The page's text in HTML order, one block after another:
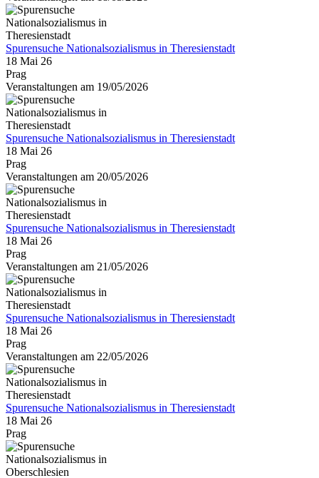
Spurensuche Nationalsozialismus in Theresienstadt
18 Mai 26
Prag
Veranstaltungen am 19/05/2026
Spurensuche Nationalsozialismus in Theresienstadt
18 Mai 26
Prag
Veranstaltungen am 20/05/2026
Spurensuche Nationalsozialismus in Theresienstadt
18 Mai 26
Prag
Veranstaltungen am 21/05/2026
Spurensuche Nationalsozialismus in Theresienstadt
18 Mai 26
Prag
Veranstaltungen am 22/05/2026
Spurensuche Nationalsozialismus in Theresienstadt
18 Mai 26
Prag